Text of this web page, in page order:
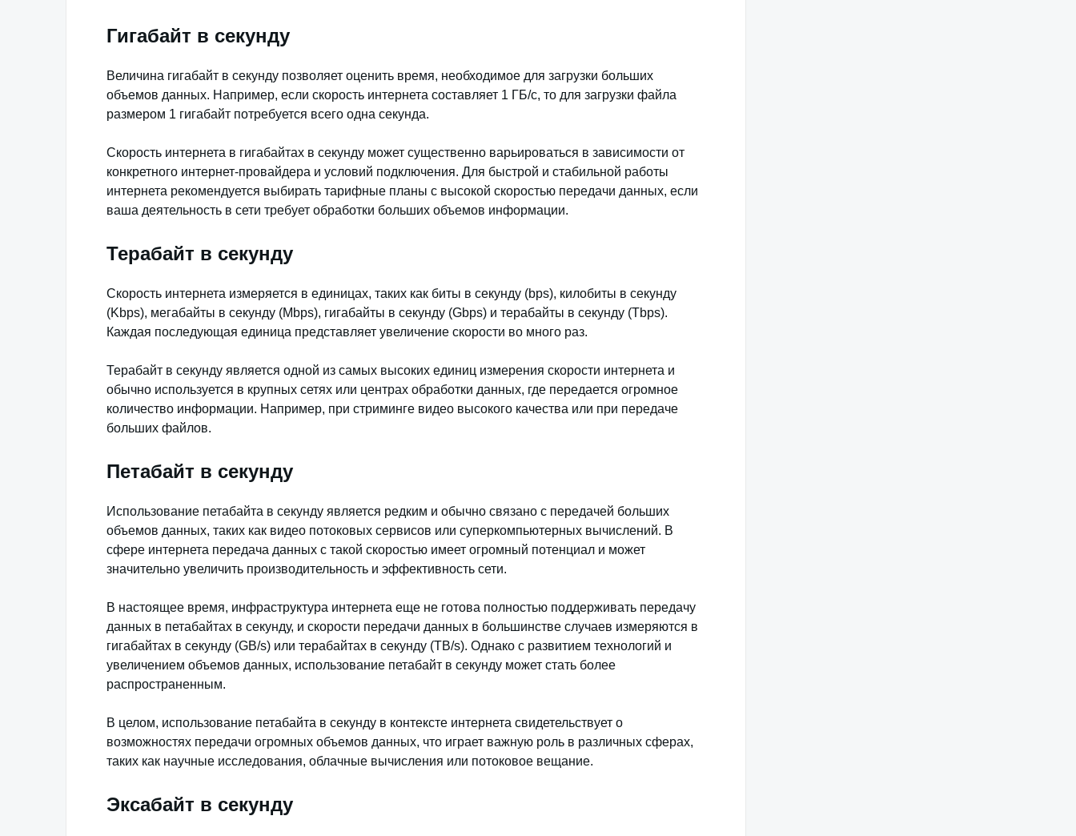
Гигабайт в секунду
Величина гигабайт в секунду позволяет оценить время, необходимое для загрузки больших
объемов данных. Например, если скорость интернета составляет 1 ГБ/с, то для загрузки файла
размером 1 гигабайт потребуется всего одна секунда.
Скорость интернета в гигабайтах в секунду может существенно варьироваться в зависимости от
конкретного интернет-провайдера и условий подключения. Для быстрой и стабильной работы
интернета рекомендуется выбирать тарифные планы с высокой скоростью передачи данных, если
ваша деятельность в сети требует обработки больших объемов информации.
Терабайт в секунду
Скорость интернета измеряется в единицах, таких как биты в секунду (bps), килобиты в секунду
(Kbps), мегабайты в секунду (Mbps), гигабайты в секунду (Gbps) и терабайты в секунду (Tbps).
Каждая последующая единица представляет увеличение скорости во много раз.
Терабайт в секунду является одной из самых высоких единиц измерения скорости интернета и
обычно используется в крупных сетях или центрах обработки данных, где передается огромное
количество информации. Например, при стриминге видео высокого качества или при передаче
больших файлов.
Петабайт в секунду
Использование петабайта в секунду является редким и обычно связано с передачей больших
объемов данных, таких как видео потоковых сервисов или суперкомпьютерных вычислений. В
сфере интернета передача данных с такой скоростью имеет огромный потенциал и может
значительно увеличить производительность и эффективность сети.
В настоящее время, инфраструктура интернета еще не готова полностью поддерживать передачу
данных в петабайтах в секунду, и скорости передачи данных в большинстве случаев измеряются в
гигабайтах в секунду (GB/s) или терабайтах в секунду (TB/s). Однако с развитием технологий и
увеличением объемов данных, использование петабайт в секунду может стать более
распространенным.
В целом, использование петабайта в секунду в контексте интернета свидетельствует о
возможностях передачи огромных объемов данных, что играет важную роль в различных сферах,
таких как научные исследования, облачные вычисления или потоковое вещание.
Эксабайт в секунду